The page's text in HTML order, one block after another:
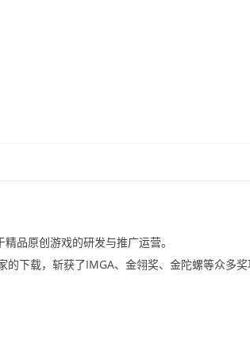
品原创游戏的研发与推广运营。
的下载，斩获了IMGA、金翎奖、金陀螺等众多